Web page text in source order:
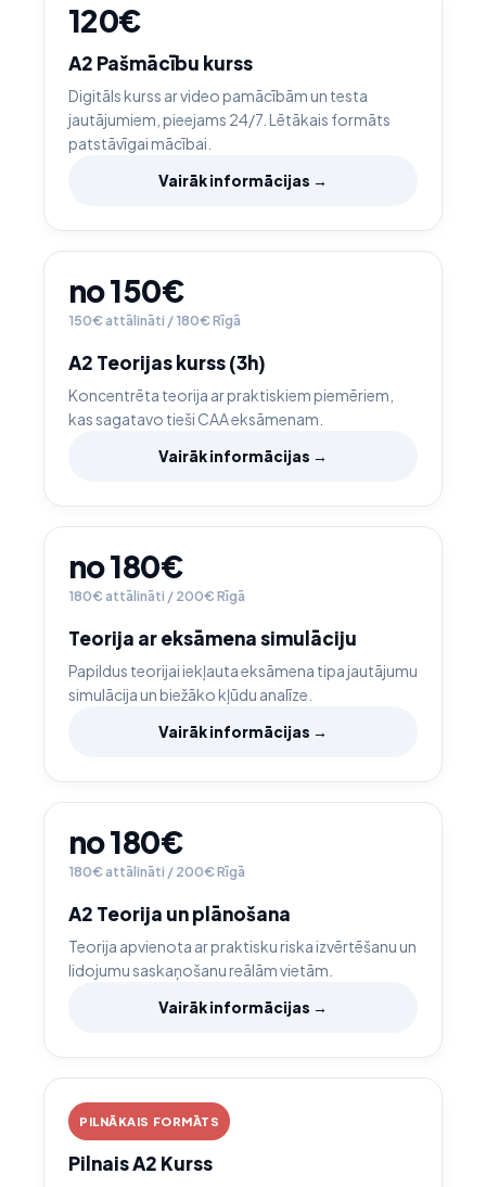
120€
A2 Pašmācību kurss
Digitāls kurss ar video pamācībām un testa
jautājumiem, pieejams 24/7. Lētākais formāts
patstāvīgai mācībai.
Vairāk informācijas →
no 150€
150€ attālināti / 180€ Rīgā
A2 Teorijas kurss (3h)
Koncentrēta teorija ar praktiskiem piemēriem,
kas sagatavo tieši CAA eksāmenam.
Vairāk informācijas →
no 180€
180€ attālināti / 200€ Rīgā
Teorija ar eksāmena simulāciju
Papildus teorijai iekļauta eksāmena tipa jautājumu
simulācija un biežāko kļūdu analīze.
Vairāk informācijas →
no 180€
180€ attālināti / 200€ Rīgā
A2 Teorija un plānošana
Teorija apvienota ar praktisku riska izvērtēšanu un
lidojumu saskaņošanu reālām vietām.
Vairāk informācijas →
PILNĀKAIS FORMĀTS
Pilnais A2 Kurss